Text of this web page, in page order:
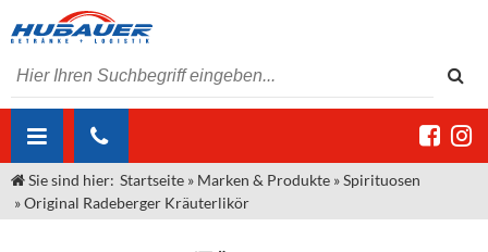
ÜBER UNS
Sie sind hier: Startseite » Marken & Produkte »Spirituosen
»Original Radeberger Kräuterlikör